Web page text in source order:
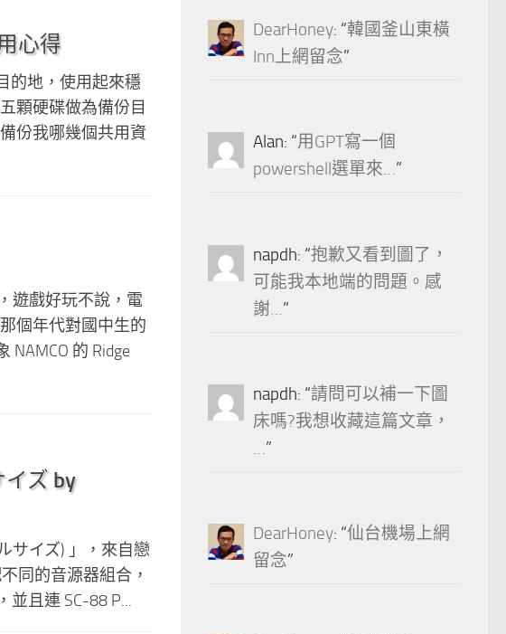
心得
的地，使用起來穩
顆硬碟做為備份目
份我哪幾個共用資
遊戲好玩不說，電
個年代對國中生的
NAMCO 的 Ridge
イズ by
サイズ) 」，來自戀
同的音源器組合，
並且連 SC-88 P...
DearHoney: “韓國釜山東橫
Inn上網留念”
Alan: “用GPT寫一個
powershell選單來…”
napdh: “抱歉又看到圖了，
可能我本地端的問題。感
謝…”
napdh: “請問可以補一下圖
床嗎?我想收藏這篇文章，
…”
DearHoney: “仙台機場上網
留念”